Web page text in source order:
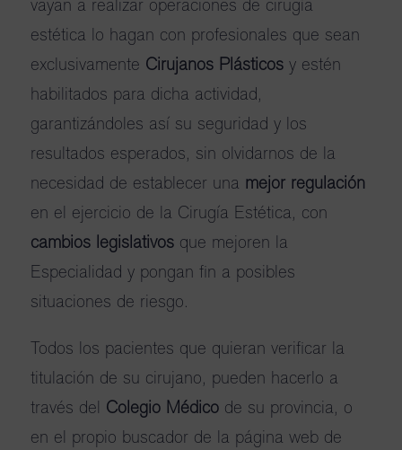
vayan a realizar operaciones de cirugía
estética lo hagan con profesionales que sean
exclusivamente Cirujanos Plásticosy estén
habilitados para dicha actividad,
garantizándoles así su seguridad y los
resultados esperados, sin olvidarnos de la
necesidad de establecer una mejor regulación
en el ejercicio de la Cirugía Estética, con
cambios legislativosque mejoren la
Especialidad y pongan fin a posibles
situaciones de riesgo.
Todos los pacientes que quieran verificar la
titulación de su cirujano, pueden hacerlo a
través del Colegio Médicode su provincia, o
en el propio buscador de la página web de